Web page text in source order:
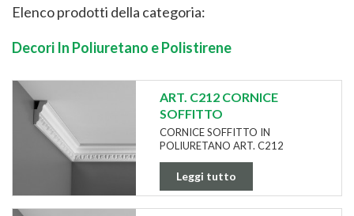
Elenco prodotti della categoria:
Decori In Poliuretano e Polistirene
ART. C212 CORNICE
SOFFITTO
CORNICE SOFFITTO IN
POLIURETANO ART. C212
Leggi tutto